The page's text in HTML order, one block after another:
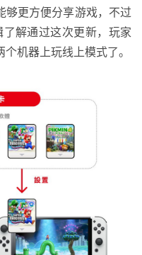
够更方便分享游戏，不过
解通过这次更新，玩家
机器上玩线上模式了。